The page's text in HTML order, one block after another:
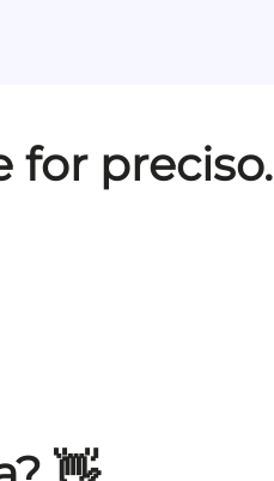
for preciso.